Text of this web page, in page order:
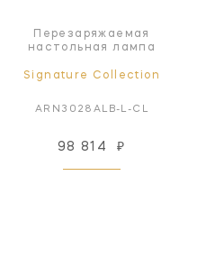
Перезаряжаемая
настольная лампа
Signature Collection
ARN3028ALB-L-CL
98 814 ₽